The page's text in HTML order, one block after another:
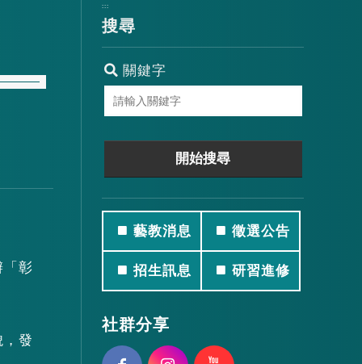
「彰
發
:::
搜尋
關鍵字
藝教消息 徵選公告
招生訊息 研習進修
社群分享